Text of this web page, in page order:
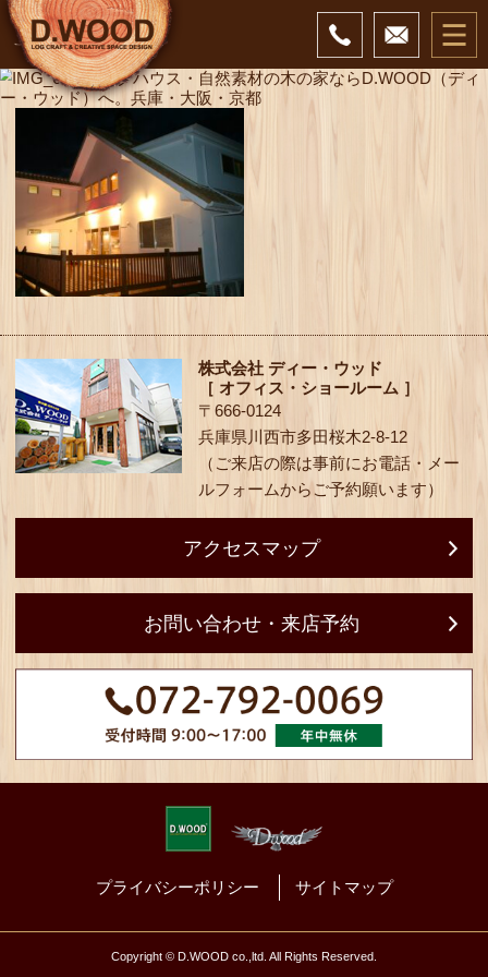
株式会社 ディー・
［ オフィス・ショ
〒666-0124
兵庫県川西市多田
（ご来店の際は事
ルフォームからご
アクセスマップ
お問い合わせ・来店